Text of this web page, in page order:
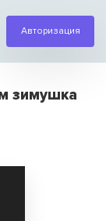
Авторизация
зимушка